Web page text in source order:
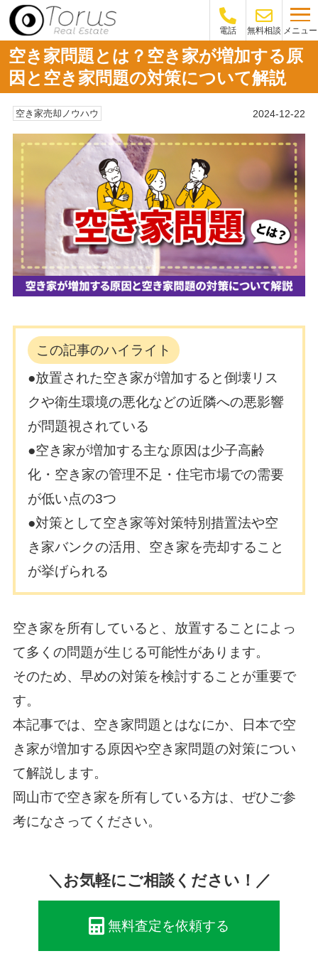
電話 無料相談 メニュー
空き家問題とは？空き家が増加する原
因と空き家問題の対策について解説
空き家売却ノウハウ 2024-12-22
この記事のハイライト
●放置された空き家が増加すると倒壊リス
クや衛生環境の悪化などの近隣への悪影響
が問題視されている
●空き家が増加する主な原因は少子高齢
化・空き家の管理不足・住宅市場での需要
が低い点の3つ
●対策として空き家等対策特別措置法や空
き家バンクの活用、空き家を売却すること
が挙げられる
空き家を所有していると、放置することによっ
て多くの問題が生じる可能性があります。
そのため、早めの対策を検討することが重要で
す。
本記事では、空き家問題とはなにか、日本で空
き家が増加する原因や空き家問題の対策につい
て解説します。
岡山市で空き家を所有している方は、ぜひご参
考になさってください。
＼お気軽にご相談ください！／
無料査定を依頼する